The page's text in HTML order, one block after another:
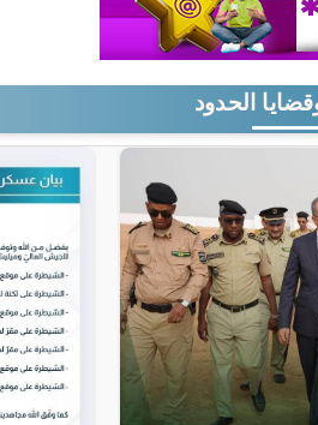
الحدود